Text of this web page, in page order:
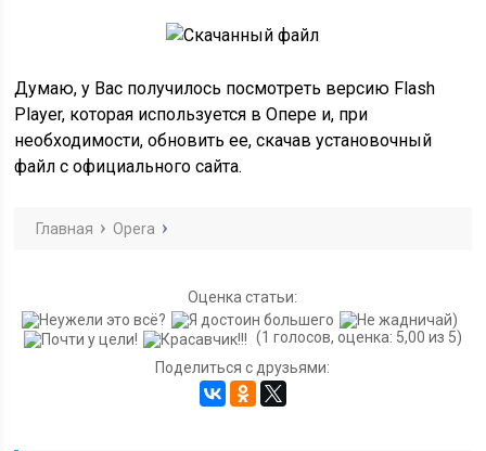
Думаю, у Вас получилось посмотреть версию Flash
Player, которая используется в Опере и, при
необходимости, обновить ее, скачав установочный
файл с официального сайта.
Главная Opera
Оценка статьи:
(1 голосов, оценка: 5,00 из 5)
Поделиться с друзьями: